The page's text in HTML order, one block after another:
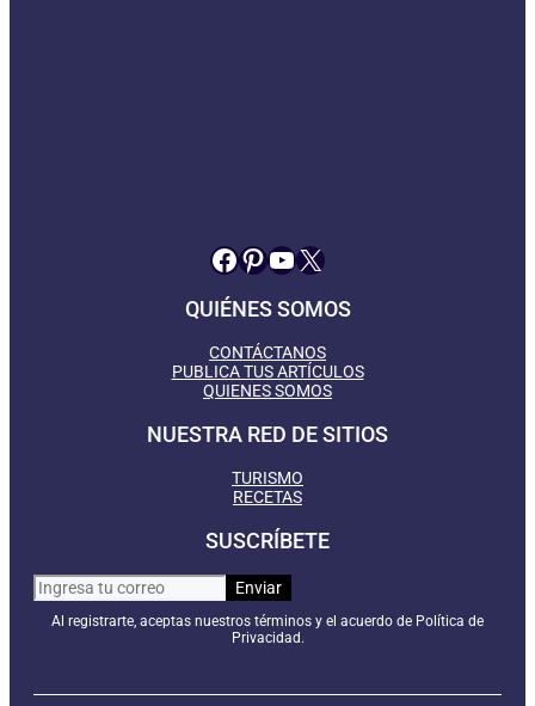
Facebook
Pinterest
YouTube
X
QUIÉNES SOMOS
CONTÁCTANOS
PUBLICA TUS ARTÍCULOS
QUIENES SOMOS
NUESTRA RED DE SITIOS
TURISMO
RECETAS
SUSCRÍBETE
Al registrarte, aceptas nuestros términos y el acuerdo de Política de
Privacidad.